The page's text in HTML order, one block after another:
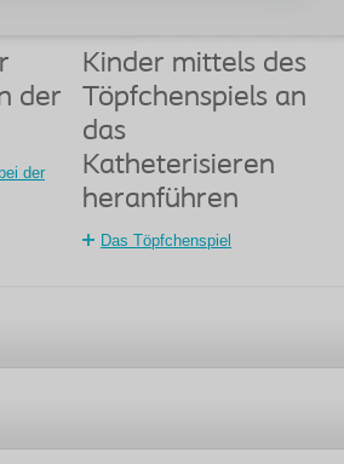
der
der
Kinder mittels des
Töpfchenspiels an
das
Katheterisieren
heranführen
Das Töpfchenspiel